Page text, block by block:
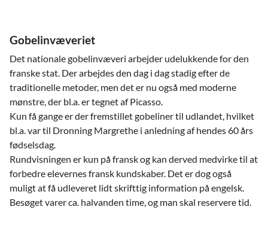
Gobelinvæveriet
Det nationale gobelinvæveri arbejder udelukkende for den
franske stat. Der arbejdes den dag i dag stadig efter de
traditionelle metoder, men det er nu også med moderne
mønstre, der bl.a. er tegnet af Picasso.
Kun få gange er der fremstillet gobeliner til udlandet, hvilket
bl.a. var til Dronning Margrethe i anledning af hendes 60 års
fødselsdag.
Rundvisningen er kun på fransk og kan derved medvirke til at
forbedre elevernes fransk kundskaber. Det er dog også
muligt at få udleveret lidt skrifttig information på engelsk.
Besøget varer ca. halvanden time, og man skal reservere tid.